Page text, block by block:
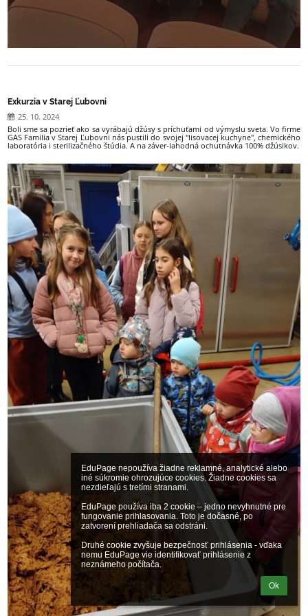
EduPage nepoužíva žiadne reklamné, analytické alebo
iné súkromie ohrozujúce cookies. Žiadne cookies sa
nezdieľajú s tretími stranami.
EduPage používa iba 2 cookie – jedno nevyhnutné pre
fungovanie prihlasovania. Toto je dočasné, po
zatvorení prehliadača sa odstráni.
Druhé cookie zvyšuje bezpečnosť prihlásenia - vďaka
nemu EduPage vie identifikovať prihlásenie z
neznámeho počítača.
Ok
Exkurzia v Starej Ľubovni
25. 10. 2024
Boli sme sa pozrieť ako sa vyrábajú džúsy s príchuťami od výmyslu sveta. Vo firme
GAS Familia v Starej Ľubovni nás pustili do svojej "lisovacej kuchyne", chemického
laboratória i sterilizačného štúdia. A na záver-lahodná ochutnávka 100% džúsikov.